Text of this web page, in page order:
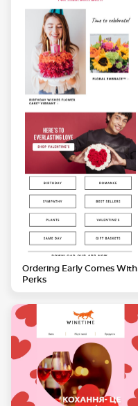
Ordering Early Comes With
Perks